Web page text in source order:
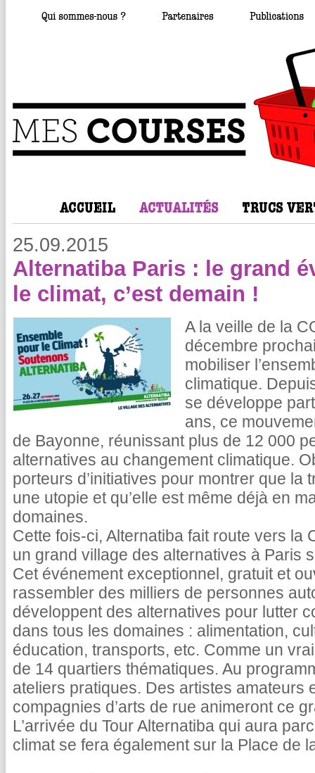
25.09.2015
Alternatiba Paris : le grand
le climat, c’est demain !
A la veille de la
décembre
mobiliser
climatique.
se développe
ans, ce
de Bayonne, réunissant plus de 12 000
alternatives au changement climatique.
porteurs d’initiatives pour montrer que la
une utopie et qu’elle est même déjà en
domaines.
Cette fois-ci, Alternatiba fait route vers la
un grand village des alternatives à Paris
Cet événement exceptionnel, gratuit et
rassembler des milliers de personnes
développent des alternatives pour lutter
dans tous les domaines : alimentation,
éducation, transports, etc. Comme un
de 14 quartiers thématiques. Au
ateliers pratiques. Des artistes amateurs
compagnies d’arts de rue animeront ce
L’arrivée du Tour Alternatiba qui aura
climat se fera également sur la Place de